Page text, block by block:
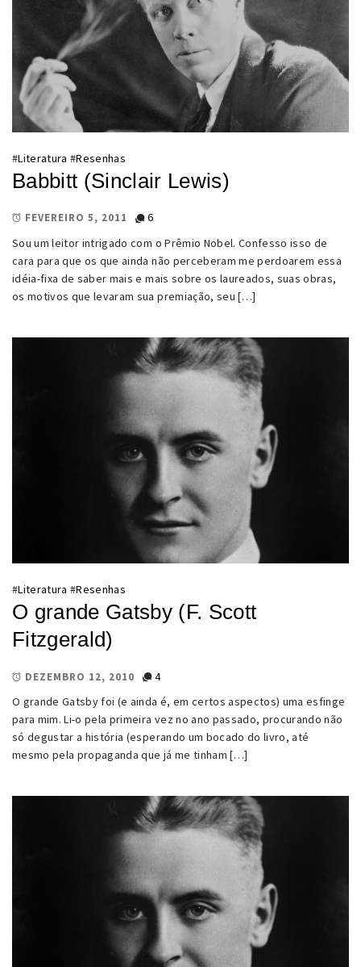
#Literatura #Resenhas
Babbitt (Sinclair Lewis)
FEVEREIRO 5, 2011
6
Sou um leitor intrigado com o Prêmio Nobel. Confesso isso de
cara para que os que ainda não perceberam me perdoarem essa
idéia-fixa de saber mais e mais sobre os laureados, suas obras,
os motivos que levaram sua premiação, seu […]
#Literatura #Resenhas
O grande Gatsby (F. Scott
Fitzgerald)
DEZEMBRO 12, 2010
4
O grande Gatsby foi (e ainda é, em certos aspectos) uma esfinge
para mim. Li-o pela primeira vez no ano passado, procurando não
só degustar a história (esperando um bocado do livro, até
mesmo pela propaganda que já me tinham […]